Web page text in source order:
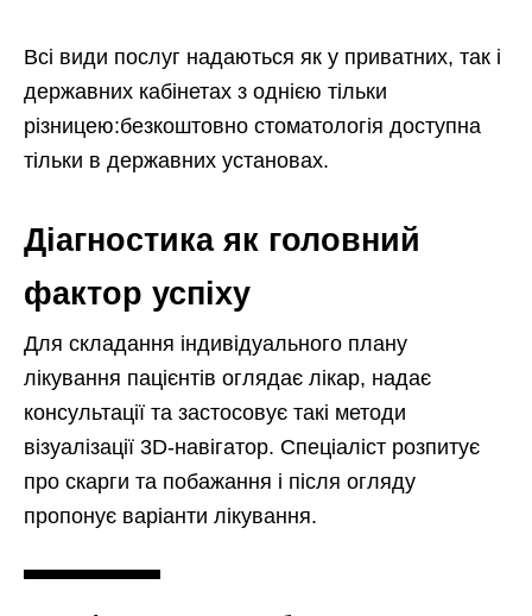
Всі види послуг надаються як у приватних, так і
державних кабінетах з однією тільки
різницею:безкоштовно стоматологія доступна
тільки в державних установах.
Діагностика як головний
фактор успіху
Для складання індивідуального плану
лікування пацієнтів оглядає лікар, надає
консультації та застосовує такі методи
візуалізації 3D-навігатор. Спеціаліст розпитує
про скарги та побажання і після огляду
пропонує варіанти лікування.